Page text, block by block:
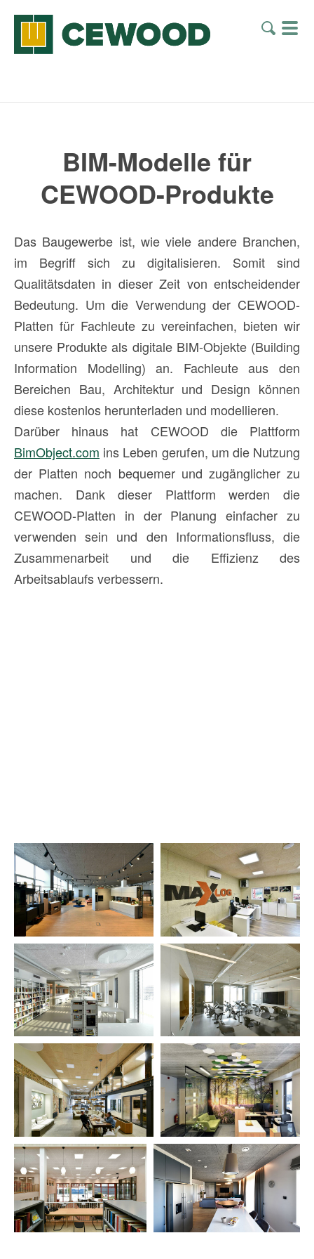
BIM-Modelle für
CEWOOD-Produkte
Das Baugewerbe ist, wie viele andere Branchen,
im Begriff sich zu digitalisieren. Somit sind
Qualitätsdaten in dieser Zeit von entscheidender
Bedeutung. Um die Verwendung der CEWOOD-
Platten für Fachleute zu vereinfachen, bieten wir
unsere Produkte als digitale BIM-Objekte (Building
Information Modelling) an. Fachleute aus den
Bereichen Bau, Architektur und Design können
diese kostenlos herunterladen und modellieren.
Darüber hinaus hat CEWOOD die Plattform
BimObject.com ins Leben gerufen, um die Nutzung
der Platten noch bequemer und zugänglicher zu
machen. Dank dieser Plattform werden die
CEWOOD-Platten in der Planung einfacher zu
verwenden sein und den Informationsfluss, die
Zusammenarbeit und die Effizienz des
Arbeitsablaufs verbessern.